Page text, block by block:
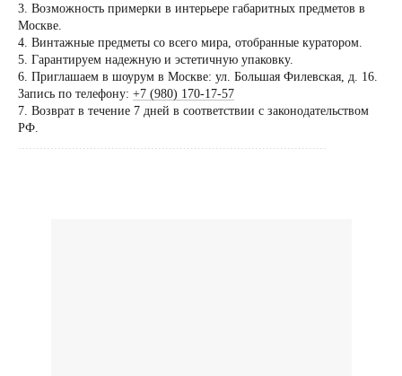
3. Возможность примерки в интерьере габаритных предметов в
Москве.
4. Винтажные предметы со всего мира, отобранные куратором.
5. Гарантируем надежную и эстетичную упаковку.
6. Приглашаем в шоурум в Москве: ул. Большая Филевская, д. 16.
Запись по телефону: +7 (980) 170-17-57
7. Возврат в течение 7 дней в соответствии с законодательством
РФ.
......................................................................................
Вы можете
Евгении
архитектору и
договоренности